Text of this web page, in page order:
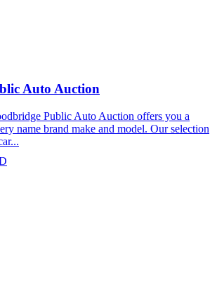
Auto Auction
Public Auto Auction offers you a
name brand make and model. Our selection